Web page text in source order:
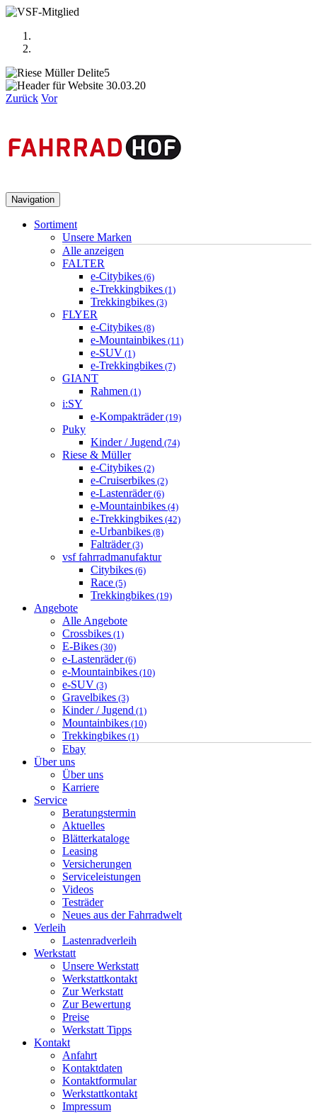
Zurück Vor
Navigation
Sortiment
Unsere Marken
Alle anzeigen
FALTER
e-Citybikes (6)
e-Trekkingbikes (1)
Trekkingbikes (3)
FLYER
e-Citybikes (8)
e-Mountainbikes (11)
e-SUV (1)
e-Trekkingbikes (7)
GIANT
Rahmen (1)
i:SY
e-Kompakträder(19)
Puky
Kinder / Jugend (74)
Riese & Müller
e-Citybikes (2)
e-Cruiserbikes (2)
e-Lastenräder(6)
e-Mountainbikes (4)
e-Trekkingbikes (42)
e-Urbanbikes (8)
Falträder(3)
vsf fahrradmanufaktur
Citybikes (6)
Race (5)
Trekkingbikes (19)
Angebote
Alle Angebote
Crossbikes (1)
E-Bikes (30)
e-Lastenräder(6)
e-Mountainbikes (10)
e-SUV (3)
Gravelbikes (3)
Kinder / Jugend (1)
Mountainbikes (10)
Trekkingbikes (1)
Ebay
Über uns
Über uns
Karriere
Service
Beratungstermin
Aktuelles
Blätterkataloge
Leasing
Versicherungen
Serviceleistungen
Videos
Testräder
Neues aus der Fahrradwelt
Verleih
Lastenradverleih
Werkstatt
Unsere Werkstatt
Werkstattkontakt
Zur Werkstatt
Zur Bewertung
Preise
Werkstatt Tipps
Kontakt
Anfahrt
Kontaktdaten
Kontaktformular
Werkstattkontakt
Impressum